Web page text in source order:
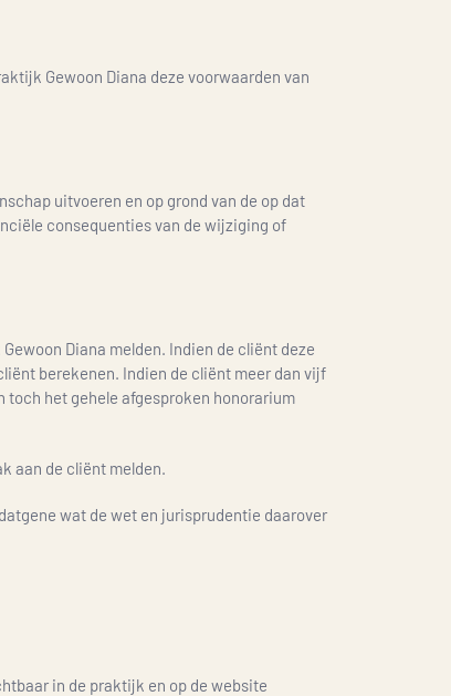
Gewoon Diana deze voorwaarden van
uitvoeren en op grond van de op dat
consequenties van de wijziging of
Diana melden. Indien de cliënt deze
berekenen. Indien de cliënt meer dan vijf
het gehele afgesproken honorarium
aan de cliënt melden.
wat de wet en jurisprudentie daarover
in de praktijk en op de website